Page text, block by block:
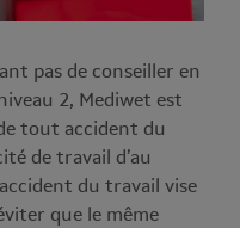
pas de conseiller en
2, Mediwet est
tout accident du
de travail d’au
du travail vise
que le même